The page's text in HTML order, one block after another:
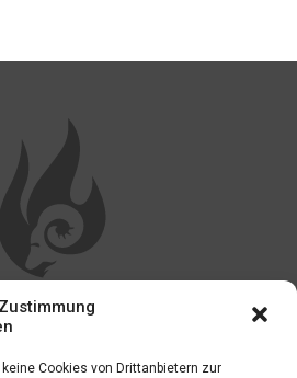
Cookies von Drittanbietern zur
LINKS
Impressum